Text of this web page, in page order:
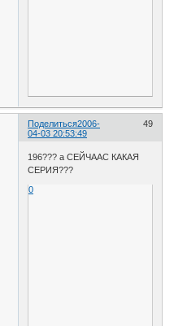
Поделиться 49
2006-
04-03 20:53:49
196??? а СЕЙЧААС КАКАЯ
СЕРИЯ???
0